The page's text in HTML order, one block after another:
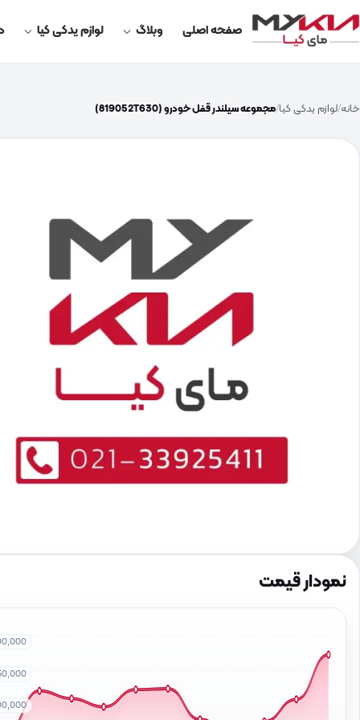
صفحه اصلی وبلاگ لوازم یدکی کیا
خانه لوازم یدکی کیا مجموعه سیلندر قفل خودرو (819052T630)
نمودار قیمت